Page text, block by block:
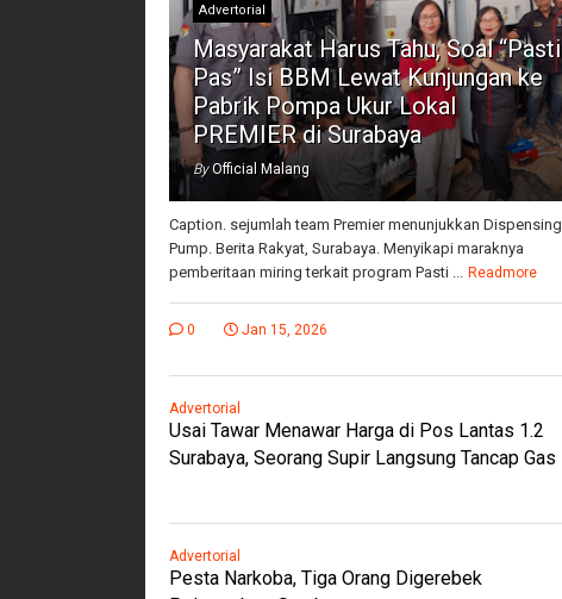
Advertorial
Masyarakat Harus Tahu, Soal “Pasti
Pas” Isi BBM Lewat Kunjungan ke
Pabrik Pompa Ukur Lokal
PREMIER di Surabaya
By Official Malang
Caption. sejumlah team Premier menunjukkan Dispensing
Pump. Berita Rakyat, Surabaya. Menyikapi maraknya
pemberitaan miring terkait program Pasti ...
Readmore
0 Jan 15, 2026
Advertorial
Usai Tawar Menawar Harga di Pos Lantas 1.2
Surabaya, Seorang Supir Langsung Tancap Gas
Advertorial
Pesta Narkoba, Tiga Orang Digerebek